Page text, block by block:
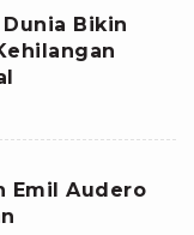
Bikin
Emil Audero